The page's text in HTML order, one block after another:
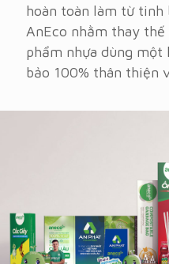
hoàn toàn làm từ tinh
AnEco nhằm thay
phẩm nhựa dùng
bảo 100% thân thiện